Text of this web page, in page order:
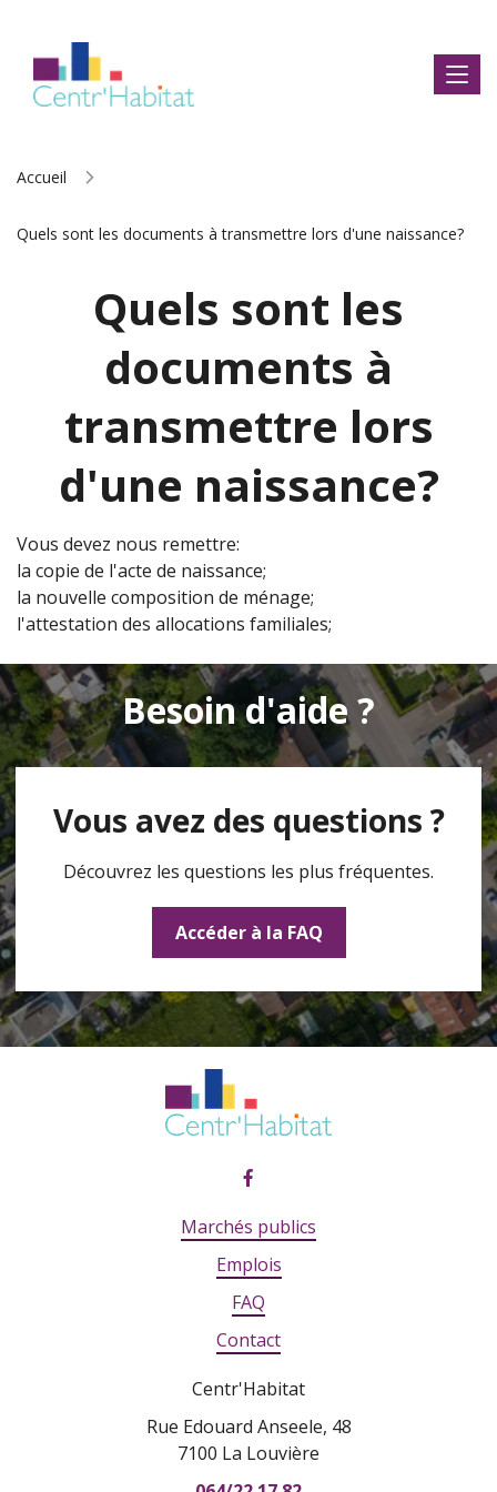
Accueil
Quels sont les documents à transmettre lors d'une naissance?
Quels sont les
documents à
transmettre lors
d'une naissance?
Vous devez nous remettre:
la copie de l'acte de naissance;
la nouvelle composition de ménage;
l'attestation des allocations familiales;
Besoin d'aide ?
Vous avez des questions ?
Découvrez les questions les plus fréquentes.
Accéder à la FAQ
Marchés publics
Emplois
FAQ
Contact
Centr'Habitat
Rue Edouard Anseele, 48
7100 La Louvière